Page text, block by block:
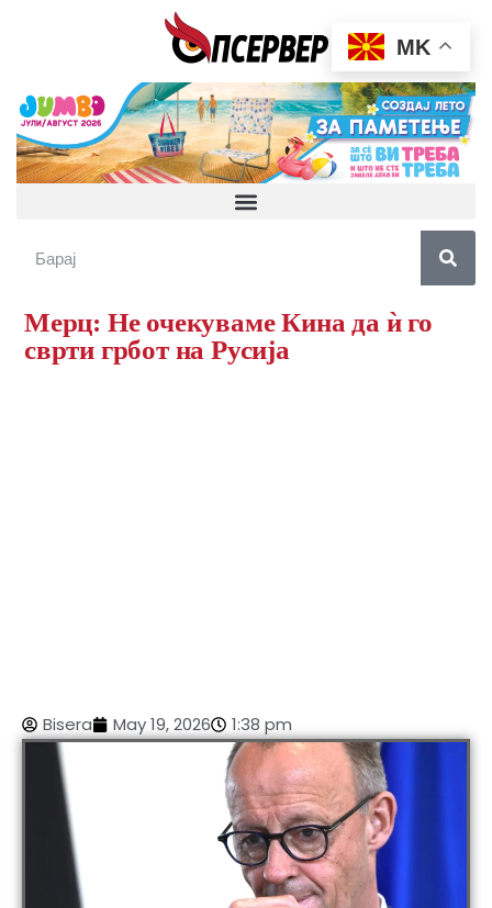
Мерц: Не очекуваме Кина да ѝ го
сврти грбот на Русија
Bisera May 19, 2026 1:38 pm
MK